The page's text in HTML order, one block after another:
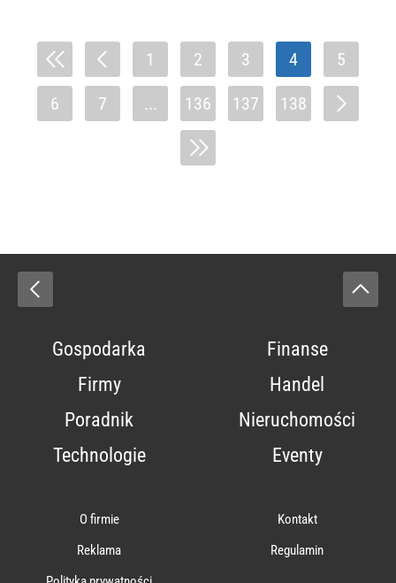
1 2 3 4 5
6 7 ... 136 137 138
Gospodarka
Finanse
Firmy
Handel
Poradnik
Nieruchomości
Technologie
Eventy
O firmie
Kontakt
Reklama
Regulamin